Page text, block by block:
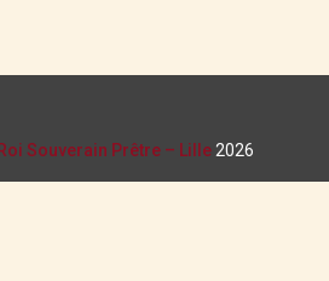
Souverain Prêtre – Lille 2026